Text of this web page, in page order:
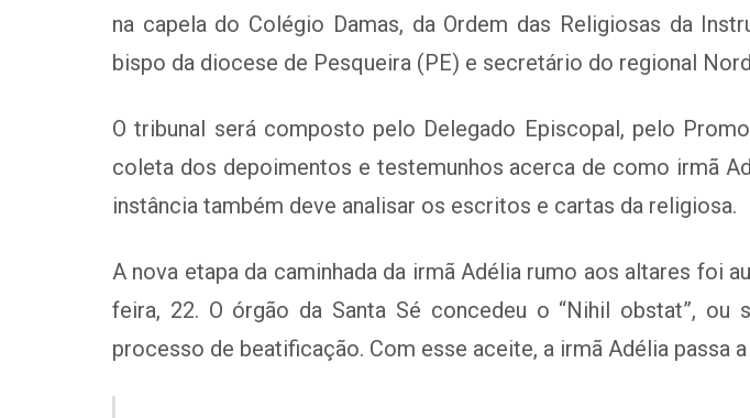
na capela do Colégio Damas, da Ordem das Religiosas da
bispo da diocese de Pesqueira (PE) e secretário do regional
O tribunal será composto pelo Delegado Episcopal, pelo
coleta dos depoimentos e testemunhos acerca de como irmã
instância também deve analisar os escritos e cartas da religiosa.
A nova etapa da caminhada da irmã Adélia rumo aos altares foi
feira, 22. O órgão da Santa Sé concedeu o “Nihil obstat”, ou
processo de beatificação. Com esse aceite, a irmã Adélia passa